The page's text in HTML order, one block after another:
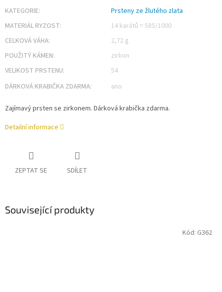
KATEGORIE:
Prsteny ze žlutého zlata
MATERIÁL RYZOST:
14 karátů = 585/1000
CELKOVÁ VÁHA:
2,72 g
POUŽITÝ KÁMEN:
zirkon
VELIKOST PRSTENU:
54
DÁRKOVÁ KRABIČKA ZDARMA: ano
Zajímavý prsten se zirkonem. Dárková krabička zdarma.
Detailní informace
ZEPTAT SE SDÍLET
Související produkty
Kód: G362